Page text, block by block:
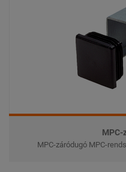
MPC-
MPC-záródugó MPC-